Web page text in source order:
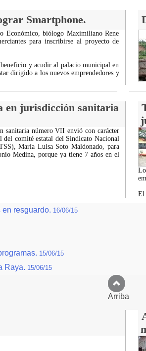
Smartphone.
Económico, biólogo Maximiliano Rene
para inscribirse al proyecto de
y acudir al palacio municipal en
dirigido a los nuevos emprendedores y
en jurisdicción sanitaria
sanitaria número VII envió con carácter
del comité estatal del Sindicato Nacional
María Luisa Soto Maldonado, para
Medina, porque ya tiene 7 años en el
El
resguardo. 16/06/15
15/06/15
Raya. 15/06/15